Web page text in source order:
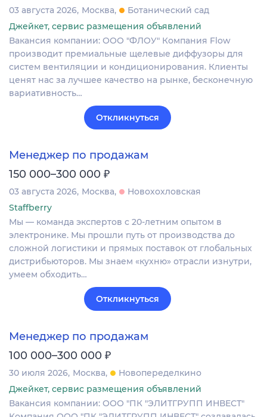
03 августа 2026 Москва
Ботанический сад
Джейкет, сервис размещения объявлений
Вакансия компании: ООО "ФЛОУ" Компания Flow
производит премиальные щелевые диффузоры для
систем вентиляции и кондиционирования. Клиенты
ценят нас за лучшее качество на рынке, бесконечную
вариативность…
Откликнуться
Менеджер по продажам
150 000–300 000 ₽
03 августа 2026 Москва
Новохохловская
Staffberry
Мы — команда экспертов с 20-летним опытом в
электронике. Мы прошли путь от производства до
сложной логистики и прямых поставок от глобальных
дистрибьюторов. Мы знаем «кухню» отрасли изнутри,
умеем обходить…
Откликнуться
Менеджер по продажам
100 000–300 000 ₽
30 июля 2026 Москва
Новопеределкино
Джейкет, сервис размещения объявлений
Вакансия компании: ООО "ПК "ЭЛИТГРУПП ИНВЕСТ"